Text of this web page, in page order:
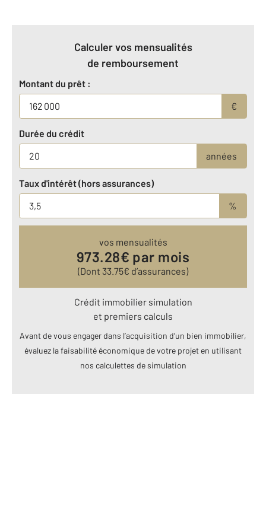
Calculer vos mensualités
de remboursement
Montant du prêt :
€
Durée du crédit
années
Taux d'intérêt (hors assurances)
%
vos mensualités
973.28€ par mois
(Dont 33.75€ d’assurances)
Crédit immobilier simulation
et premiers calculs
Avant de vous engager dans l’acquisition d’un bien immobilier,
évaluez la faisabilité économique de votre projet en utilisant
nos calculettes de simulation